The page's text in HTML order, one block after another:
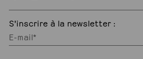
S'inscrire à la newsletter :